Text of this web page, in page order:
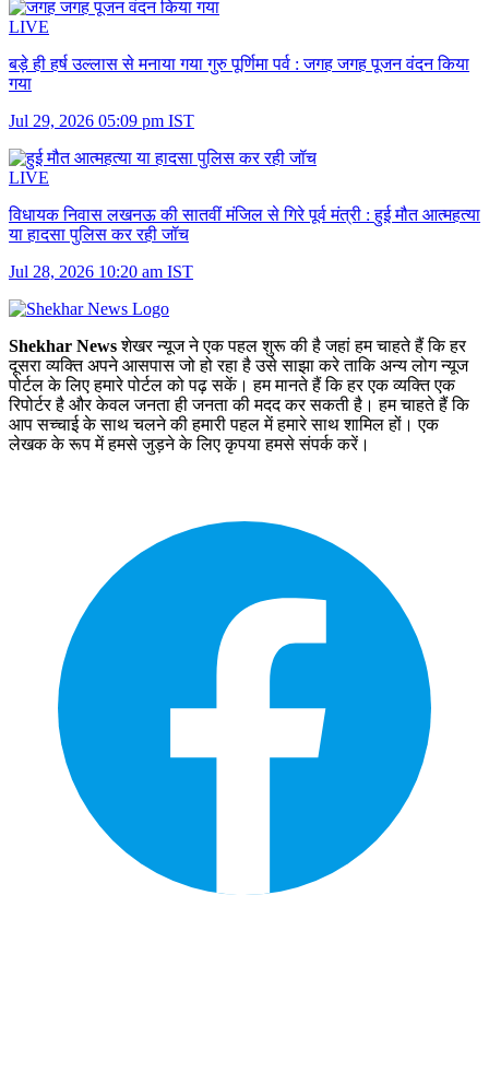
LIVE
बड़े ही हर्ष उल्लास से मनाया गया गुरु पूर्णिमा पर्व : जगह जगह पूजन वंदन किया
गया
Jul 29, 2026 05:09 pm IST
LIVE
विधायक निवास लखनऊ की सातवीं मंजिल से गिरे पूर्व मंत्री : हुई मौत आत्महत्या
या हादसा पुलिस कर रही जॉच
Jul 28, 2026 10:20 am IST
Shekhar Newsशेखर न्‍यूज ने एक पहल शुरू की है जहां हम चाहते हैं कि हर
दूसरा व्‍यक्ति अपने आसपास जो हो रहा है उसे साझा करे ताकि अन्‍य लोग न्‍यूज
पोर्टल के लिए हमारे पोर्टल को पढ़ सकें। हम मानते हैं कि हर एक व्यक्ति एक
रिपोर्टर है और केवल जनता ही जनता की मदद कर सकती है। हम चाहते हैं कि
आप सच्चाई के साथ चलने की हमारी पहल में हमारे साथ शामिल हों। एक
लेखक के रूप में हमसे जुड़ने के लिए कृपया हमसे संपर्क करें।